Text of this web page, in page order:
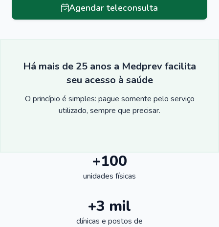
Agendar teleconsulta
Há mais de 25 anos a Medprev facilita
seu acesso à saúde
O princípio é simples: pague somente pelo serviço
utilizado, sempre que precisar.
+100
unidades físicas
+3 mil
clínicas e postos de